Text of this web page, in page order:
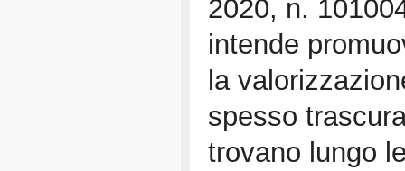
2020, n.
intende
la
spesso
trovano lungo